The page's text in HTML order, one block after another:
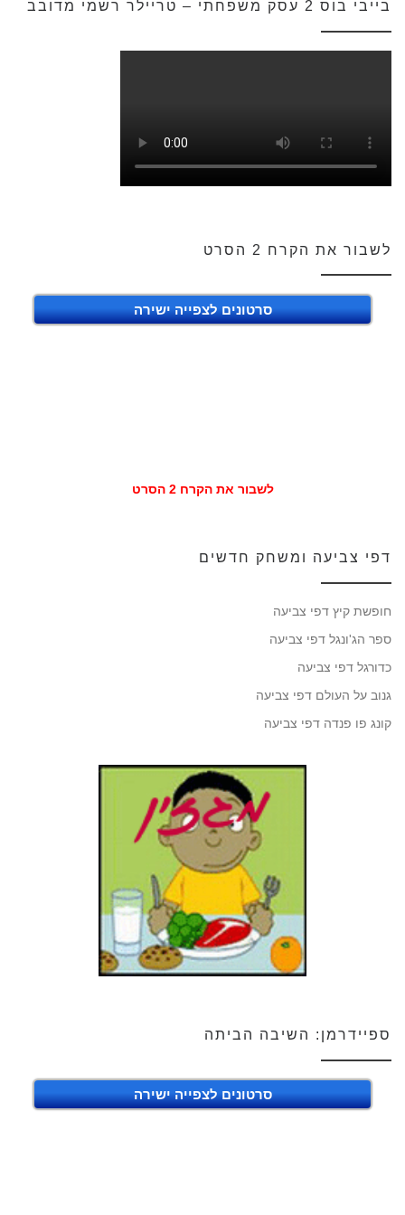
בייבי בוס 2 עסק משפחתי – טריילר רשמי מדובב
לשבור את הקרח 2 הסרט
סרטונים לצפייה ישירה
לשבור את הקרח 2 הסרט
דפי צביעה ומשחק חדשים
חופשת קיץ דפי צביעה
ספר הג'ונגל דפי צביעה
כדורגל דפי צביעה
גנוב על העולם דפי צביעה
קונג פו פנדה דפי צביעה
ספיידרמן: השיבה הביתה
סרטונים לצפייה ישירה